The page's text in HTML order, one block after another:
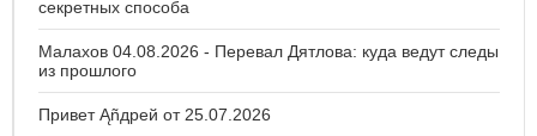
секретных способа
Малахов 04.08.2026 - Перевал Дятлова: куда ведут следы
из прошлого
Привет Ąñдpей от 25.07.2026